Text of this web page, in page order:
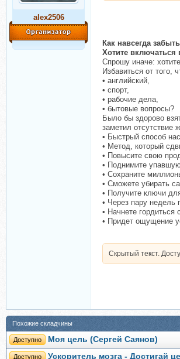
alex2506
Как навсегда
Хотите включаться
Спрошу иначе:
Избавиться от того,
• английский,
• спорт,
• рабочие дела,
• бытовые вопросы?
Было бы здорово
заметил отсутствие
• Быстрый способ
• Метод, который
• Повысите свою
• Поднимите
• Сохраните
• Сможете убирать
• Получите ключи
• Через пару недель
• Начнете гордиться
• Придет ощущение
Скрытый текст.
Похожие складчины
Доступно Моя цель (Сергей Саянов)
Доступно Ускоритель мозга - Достигай